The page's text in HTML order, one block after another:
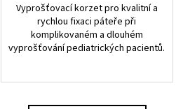
Vyprošťovací korzet pro kvalitní a
rychlou fixaci páteře při
komplikovaném a dlouhém
vyprošťování pediatrických pacientů.